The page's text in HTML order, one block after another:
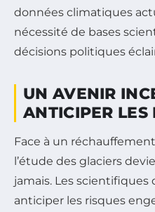
données climatiques
nécessité de bases
décisions politiques
UN AVENIR
ANTICIPER LES
Face à un
l’étude des glaciers
jamais. Les scientifiques
anticiper les risques